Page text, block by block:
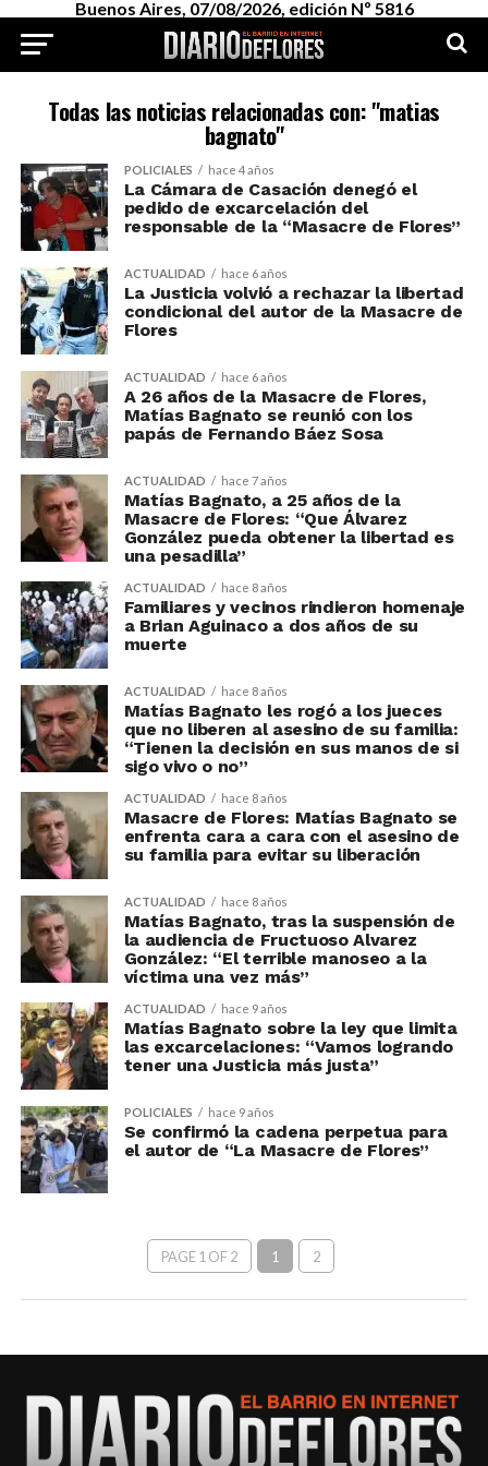
Buenos Aires, 07/08/2026, edición Nº 5816
Todas las noticias relacionadas con: "matias
bagnato"
POLICIALES hace 4 años
La Cámara de Casación denegó el
pedido de excarcelación del
responsable de la “Masacre de Flores”
ACTUALIDAD hace 6 años
La Justicia volvió a rechazar la libertad
condicional del autor de la Masacre de
Flores
ACTUALIDAD hace 6 años
A 26 años de la Masacre de Flores,
Matías Bagnato se reunió con los
papás de Fernando Báez Sosa
ACTUALIDAD hace 7 años
Matías Bagnato, a 25 años de la
Masacre de Flores: “Que Álvarez
González pueda obtener la libertad es
una pesadilla”
ACTUALIDAD hace 8 años
Familiares y vecinos rindieron homenaje
a Brian Aguinaco a dos años de su
muerte
ACTUALIDAD hace 8 años
Matías Bagnato les rogó a los jueces
que no liberen al asesino de su familia:
“Tienen la decisión en sus manos de si
sigo vivo o no”
ACTUALIDAD hace 8 años
Masacre de Flores: Matías Bagnato se
enfrenta cara a cara con el asesino de
su familia para evitar su liberación
ACTUALIDAD hace 8 años
Matías Bagnato, tras la suspensión de
la audiencia de Fructuoso Alvarez
González: “El terrible manoseo a la
víctima una vez más”
ACTUALIDAD hace 9 años
Matías Bagnato sobre la ley que limita
las excarcelaciones: “Vamos logrando
tener una Justicia más justa”
POLICIALES hace 9 años
Se confirmó la cadena perpetua para
el autor de “La Masacre de Flores”
PAGE 1 OF 2 1 2